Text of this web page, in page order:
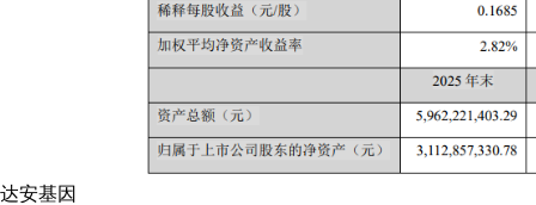
达安基因